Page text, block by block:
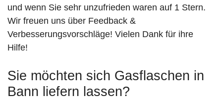
und wenn Sie sehr unzufrieden waren auf 1 Stern.
Wir freuen uns über Feedback &
Verbesserungsvorschläge! Vielen Dank für ihre
Hilfe!
Sie möchten sich Gasflaschen in
Bann liefern lassen?